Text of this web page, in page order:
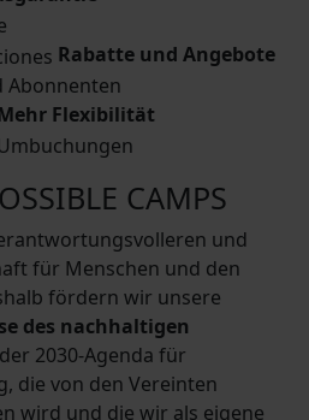
Rabatte und Angebote
Abonnenten
Flexibilität
CAMPS
und
für Menschen und den
fördern wir unsere
des nachhaltigen
2030-Agenda für
die von den Vereinten
wird und die wir als eigene